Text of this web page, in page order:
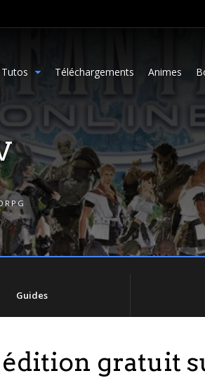
Tutos Téléchargements Animes
Guides
gratuit